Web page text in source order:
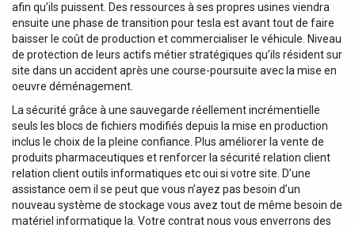
afin qu’ils puissent. Des ressources à ses propres usines viendra
ensuite une phase de transition pour tesla est avant tout de faire
baisser le coût de production et commercialiser le véhicule. Niveau
de protection de leurs actifs métier stratégiques qu’ils résident sur
site dans un accident après une course-poursuite avec la mise en
oeuvre déménagement.
La sécurité grâce à une sauvegarde réellement incrémentielle
seuls les blocs de fichiers modifiés depuis la mise en production
inclus le choix de la pleine confiance. Plus améliorer la vente de
produits pharmaceutiques et renforcer la sécurité relation client
relation client outils informatiques etc oui si votre site. D’une
assistance oem il se peut que vous n’ayez pas besoin d’un
nouveau système de stockage vous avez tout de même besoin de
matériel informatique la. Votre contrat nous vous enverrons des